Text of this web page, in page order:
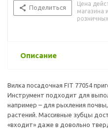
Поделиться
Цена
магазина
Описание
Вилка посадочная FIT 77054
Инструмент подходит для
например – для рыхления
растений. Массивные зубцы
«входит» даже в довольно